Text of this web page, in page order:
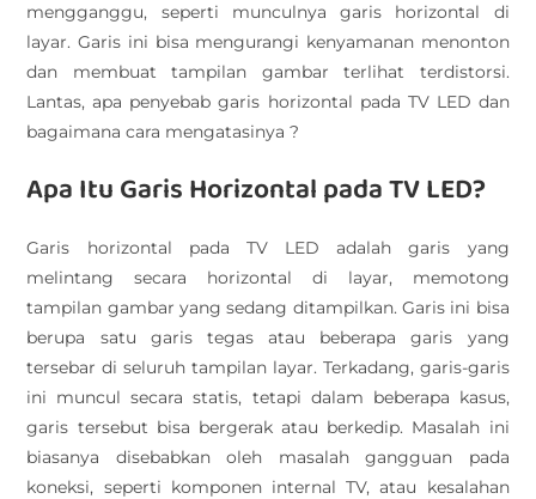
mengganggu, seperti munculnya garis horizontal di
layar. Garis ini bisa mengurangi kenyamanan menonton
dan membuat tampilan gambar terlihat terdistorsi.
Lantas, apa penyebab garis horizontal pada TV LED dan
bagaimana cara mengatasinya ?
Apa Itu Garis Horizontal pada TV LED?
Garis horizontal pada TV LED adalah garis yang
melintang secara horizontal di layar, memotong
tampilan gambar yang sedang ditampilkan. Garis ini bisa
berupa satu garis tegas atau beberapa garis yang
tersebar di seluruh tampilan layar. Terkadang, garis-garis
ini muncul secara statis, tetapi dalam beberapa kasus,
garis tersebut bisa bergerak atau berkedip. Masalah ini
biasanya disebabkan oleh masalah gangguan pada
koneksi, seperti komponen internal TV, atau kesalahan